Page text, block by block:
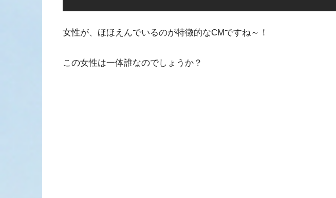
女性が、ほほえんでいるのが特徴的なCMですね～！
この女性は一体誰なのでしょうか？